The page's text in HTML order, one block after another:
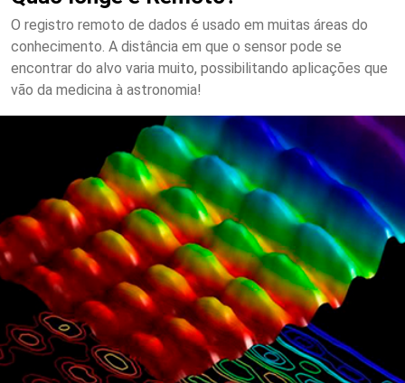
O registro remoto de dados é usado em muitas áreas do
conhecimento. A distância em que o sensor pode se
encontrar do alvo varia muito, possibilitando aplicações que
vão da medicina à astronomia!